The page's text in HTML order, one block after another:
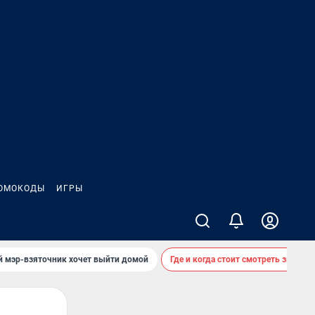
ИГРЫ
мэр-взяточник хочет выйти домой Где и когда стоит смотреть